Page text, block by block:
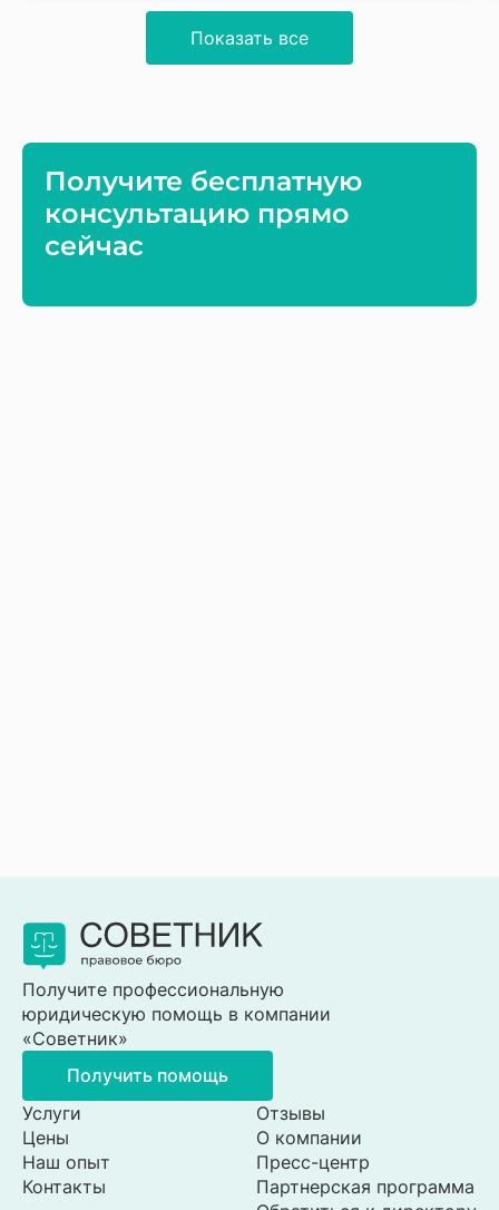
советовать соседям.
Показать все
Получите бесплатную
консультацию прямо
сейчас
Получите профессиональную
юридическую помощь в компании
«Советник»
Получить помощь
Услуги
Цены
Наш опыт
Контакты
Отзывы
О компании
Пресс-центр
Партнерская программа